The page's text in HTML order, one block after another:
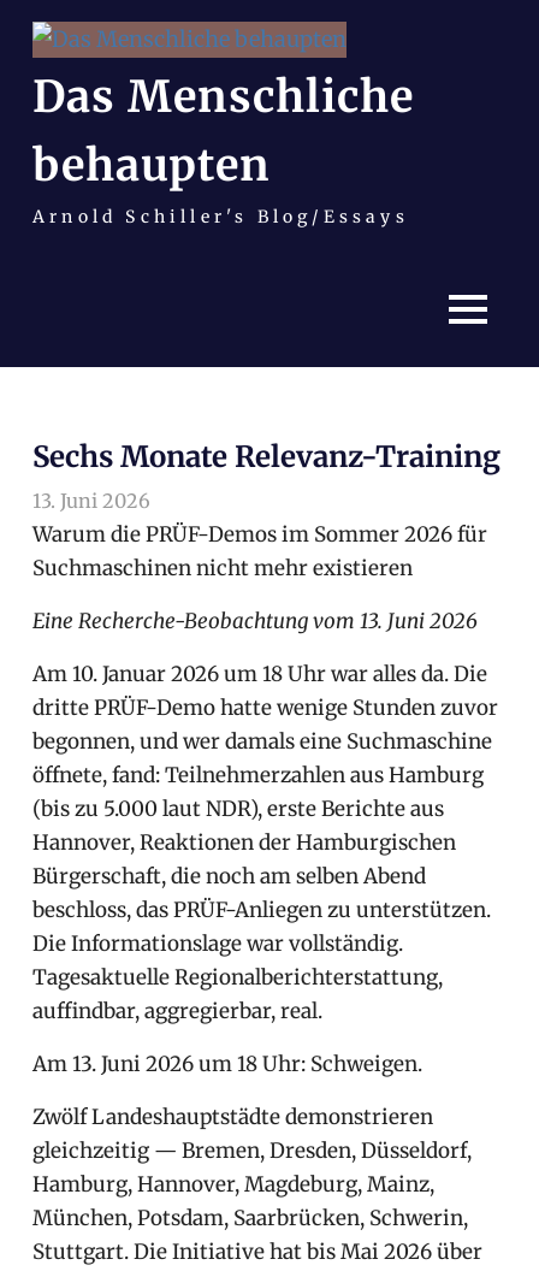
springen
Das Menschliche
behaupten
Arnold Schiller's Blog/Essays
MENÜ
Sechs Monate Relevanz-Training
13. Juni 2026
Warum die PRÜF-Demos im Sommer 2026 für
Suchmaschinen nicht mehr existieren
Eine Recherche-Beobachtung vom 13. Juni 2026
Am 10. Januar 2026 um 18 Uhr war alles da. Die
dritte PRÜF-Demo hatte wenige Stunden zuvor
begonnen, und wer damals eine Suchmaschine
öffnete, fand: Teilnehmerzahlen aus Hamburg
(bis zu 5.000 laut NDR), erste Berichte aus
Hannover, Reaktionen der Hamburgischen
Bürgerschaft, die noch am selben Abend
beschloss, das PRÜF-Anliegen zu unterstützen.
Die Informationslage war vollständig.
Tagesaktuelle Regionalberichterstattung,
auffindbar, aggregierbar, real.
Am 13. Juni 2026 um 18 Uhr: Schweigen.
Zwölf Landeshauptstädte demonstrieren
gleichzeitig — Bremen, Dresden, Düsseldorf,
Hamburg, Hannover, Magdeburg, Mainz,
München, Potsdam, Saarbrücken, Schwerin,
Stuttgart. Die Initiative hat bis Mai 2026 über